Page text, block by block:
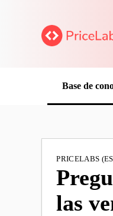
Base de
PRICELABS
las